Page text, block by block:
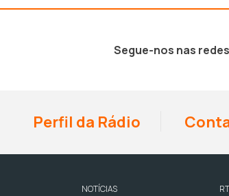
Segue-nos nas
Perfil da Rádio
NOTÍCIAS